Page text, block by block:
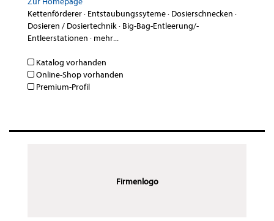
Kettenförderer· Entstaubungssyteme· Dosierschnecken ·
Dosieren / Dosiertechnik· Big-Bag-Entleerung/-
Entleerstationen · mehr...
Katalog vorhanden
Online-Shop vorhanden
Premium-Profil
Firmenlogo